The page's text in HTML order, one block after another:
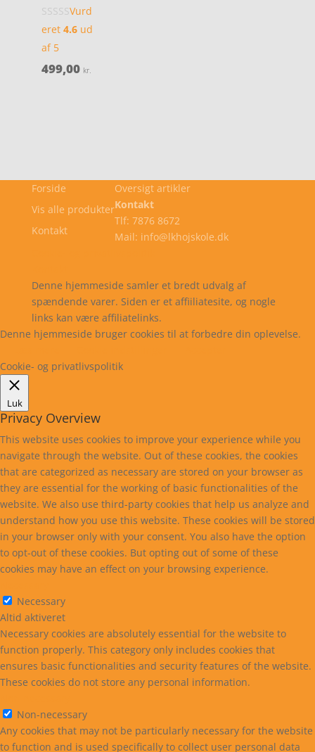
Vurd
eret 4.6ud
af 5
499,00 kr.
Forside
Vis alle produkter
Kontakt
Oversigt artikler
Kontakt
Tlf: 7876 8672
Mail: info@lkhojskole.dk
Denne hjemmeside samler et bredt udvalg af
spændende varer. Siden er et affiiliatesite, og nogle
links kan være affiliatelinks.
Denne hjemmeside bruger cookies til at forbedre din oplevelse.
Cookie- og privatlivspolitik
Luk
Privacy Overview
This website uses cookies to improve your experience while you
navigate through the website. Out of these cookies, the cookies
that are categorized as necessary are stored on your browser as
they are essential for the working of basic functionalities of the
website. We also use third-party cookies that help us analyze and
understand how you use this website. These cookies will be stored
in your browser only with your consent. You also have the option
to opt-out of these cookies. But opting out of some of these
cookies may have an effect on your browsing experience.
Necessary
Altid aktiveret
Necessary cookies are absolutely essential for the website to
function properly. This category only includes cookies that
ensures basic functionalities and security features of the website.
These cookies do not store any personal information.
Non-necessary
Any cookies that may not be particularly necessary for the website
to function and is used specifically to collect user personal data